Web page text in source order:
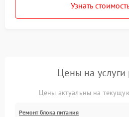
Узнать
Цены на услуги
Цены актуальны на
Ремонт блока питания